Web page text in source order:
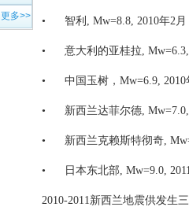
更多>> • 智利, Mw=8.8, 2010年2月
• 意大利的亚桂拉,
• 中国玉树，Mw=6.9, 2010
• 新西兰达菲尔德,
• 新西兰克赖斯特彻奇,
• 日本东北部, Mw=9.0,
2010-2011新西兰地震供发生